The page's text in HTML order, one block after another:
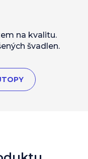
na kvalitu.
švadlen.